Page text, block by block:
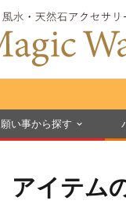
願い事から探す
アイテム